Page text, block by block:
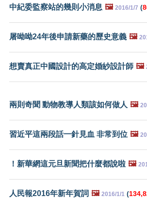
中紀委監察站的幾則小消息 🖼️ 2016/1/7 (
屠呦呦24年後申請新藥的歷史意義 🖼️
想賣真正中國設計的高定婚紗設計師 🖼️
兩則奇聞 動物教導人類該如何做人 🖼️
習近平這兩段話一針見血 非常到位 🖼️
！新華網這元旦新聞把什麼都說啦 🖼️
人民報2016年新年賀詞 🖼️ 2016/1/1 (